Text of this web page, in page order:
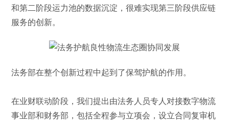
和第二阶段运力池的数据沉淀，很难实现第三阶段供应链
服务的创新。
法务部在整个创新过程中起到了保驾护航的作用。
在业财联动阶段，我们提出由法务人员专人对接数字物流
事业部和财务部，包括全程参与立项会，设立合同复审机